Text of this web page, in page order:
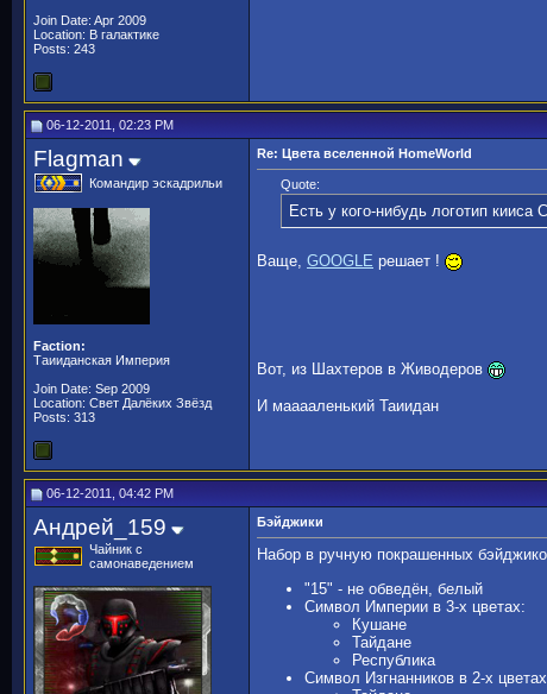
Join Date: Apr 2009
Location: В галактике
Posts: 243
06-12-2011, 02:23 PM
Flagman
Командир эскадрильи
Faction:
Таииданская Империя
Join Date: Sep 2009
Location: Свет Далёких Звёзд
Posts: 313
Re: Цвета вселенной HomeWorld
Quote:
Есть у кого-нибудь логотип
Ваще, GOOGLE решает !
Вот, из Шахтеров в Живодеров
И мааааленький Таиидан
06-12-2011, 04:42 PM
Андрей_159
Чайник с
самонаведением
Бэйджики
Набор в ручную покрашенных
"15" - не обведён, белый
Символ Империи в 3-х цветах:
Кушане
Тайдане
Республика
Символ Изгнанников в 2-х цветах